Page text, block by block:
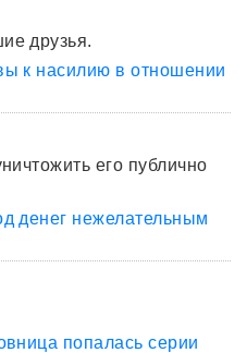
друзья.
к насилию в отношении
его публично
денег нежелательным
попалась серии